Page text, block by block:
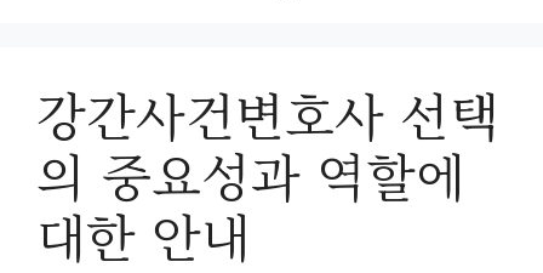
강간사건변호사 선택
의 중요성과 역할에
대한 안내